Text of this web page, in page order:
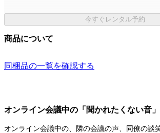
今すぐレンタル予約
商品について
同梱品の一覧を確認する
オンライン会議中の「聞かれたくない音」
オンライン会議中の、隣の会議の声、同僚の談